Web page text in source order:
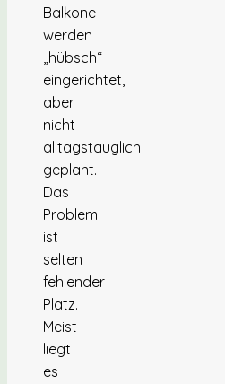
Balkone
werden
„hübsch“
eingerichtet,
aber
nicht
alltagstauglich
geplant.
Das
Problem
ist
selten
fehlender
Platz.
Meist
liegt
es